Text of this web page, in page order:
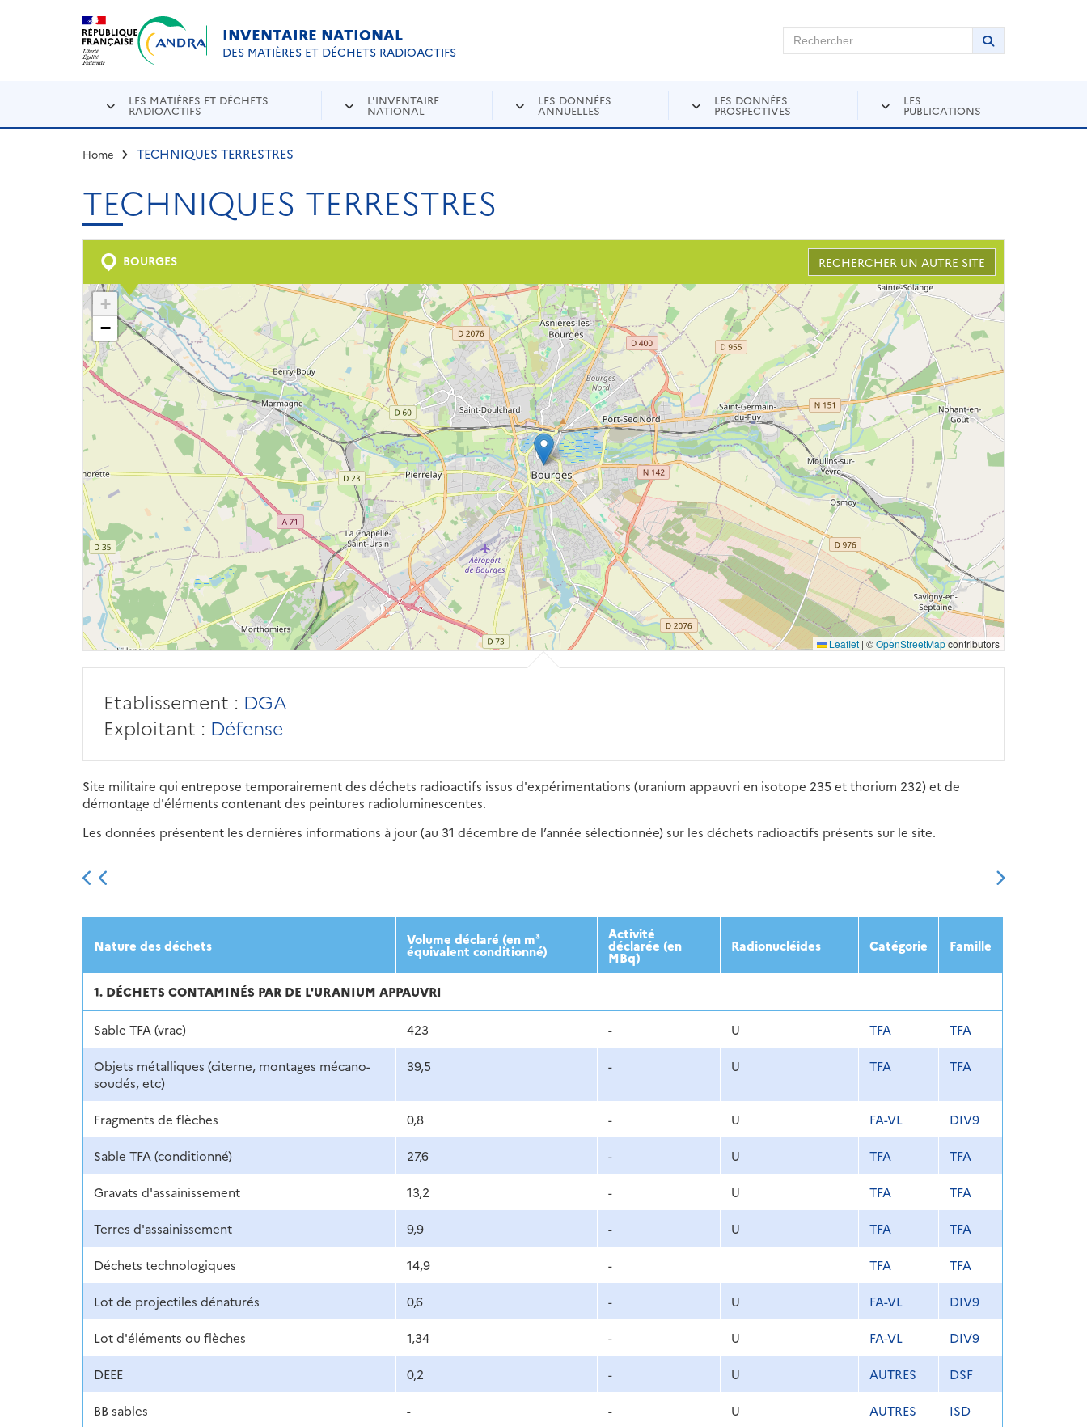
Aller au contenu principal
INVENTAIRE NATIONAL
DES MATIÈRES ET DÉCHETS RADIOACTIFS
Rechercher sur Andra Inventaire Rechercher
Lancer la
LES MATIÈRES ET DÉCHETS
RADIOACTIFS
L'INVENTAIRE
NATIONAL
LES DONNÉES
ANNUELLES
LES DONNÉES
PROSPECTIVES
LES
PUBLICATIONS
Home TECHNIQUES TERRESTRES
TECHNIQUES TERRESTRES
BOURGES RECHERCHER UN AUTRE SITE
+
−
Leaflet | ©OpenStreetMapcontributors
Etablissement : DGA
Exploitant : Défense
Site militaire qui entrepose temporairement des déchets radioactifs issus d'expérimentations (uranium appauvri en isotope 235 et thorium 232) et de
démontage d'éléments contenant des peintures radioluminescentes.
Les données présentent les dernières informations à jour (au 31 décembre de l’année sélectionnée) sur les déchets radioactifs présents sur le site.
2013 2014 2015 2016 2017 2018 2019 2020 2021 2022 2023
Nature des déchets Volume déclaré (en m³
équivalent conditionné)
Activité
déclarée (en
MBq)
Radionucléides Catégorie Famille
1. DÉCHETS CONTAMINÉS PAR DE L'URANIUM APPAUVRI
Sable TFA (vrac) 423 - U TFA TFA
Objets métalliques (citerne, montages mécano-
soudés, etc)
39,5 - U TFA TFA
Fragments de flèches 0,8 - U FA-VL DIV9
Sable TFA (conditionné) 27,6 - U TFA TFA
Gravats d'assainissement 13,2 - U TFA TFA
Terres d'assainissement 9,9 - U TFA TFA
Déchets technologiques 14,9 - TFA TFA
Lot de projectiles dénaturés 0,6 - U FA-VL DIV9
Lot d'éléments ou flèches 1,34 - U FA-VL DIV9
DEEE 0,2 - U AUTRES DSF
BB sables - - U AUTRES ISD